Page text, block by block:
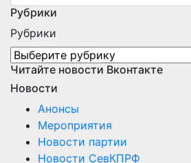
Рубрики
Рубрики
Читайте новости Вконтакте
Новости
Анонсы
Мероприятия
Новости партии
Новости СевКПРФ